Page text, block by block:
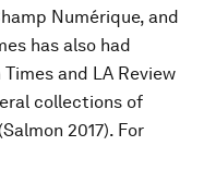
Numérique, and
has also had
and LA Review
collections of
2017). For